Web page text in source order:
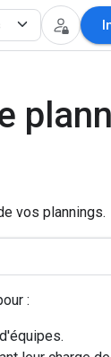
vos plannings.
: